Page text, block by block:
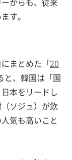
からも、従来
す。
まとめた「 20
と、韓国は「国
本をリードし
ソジュ）が飲
気も高いこと